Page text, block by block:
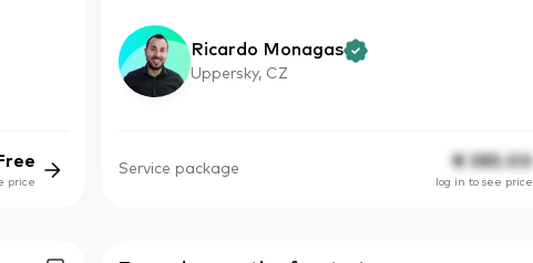
price
Ricardo Monagas
Uppersky, CZ
Service package € 385.00
log in to see price